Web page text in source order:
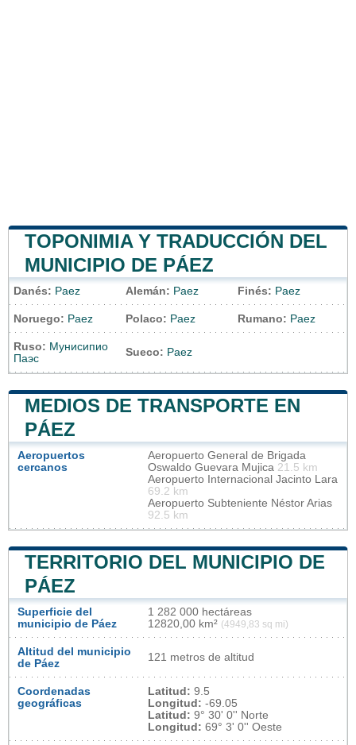
TOPONIMIA Y TRADUCCIÓN DEL
MUNICIPIO DE PÁEZ
Danés: Paez Alemán: Paez Finés: Paez
Noruego: Paez Polaco: Paez Rumano: Paez
Ruso: Мунисипио
Паэс
Sueco: Paez
MEDIOS DE TRANSPORTE EN
PÁEZ
Aeropuertos
cercanos
Aeropuerto General de Brigada
Oswaldo Guevara Mujica 21.5 km
Aeropuerto Internacional Jacinto Lara
69.2 km
Aeropuerto Subteniente Néstor Arias
92.5 km
TERRITORIO DEL MUNICIPIO DE
PÁEZ
Superficie del
municipio de Páez
1 282 000 hectáreas
12820,00 km² (4949,83 sq mi)
Altitud del municipio
de Páez
121 metros de altitud
Coordenadas
geográficas
Latitud: 9.5
Longitud: -69.05
Latitud: 9° 30' 0'' Norte
Longitud: 69° 3' 0'' Oeste